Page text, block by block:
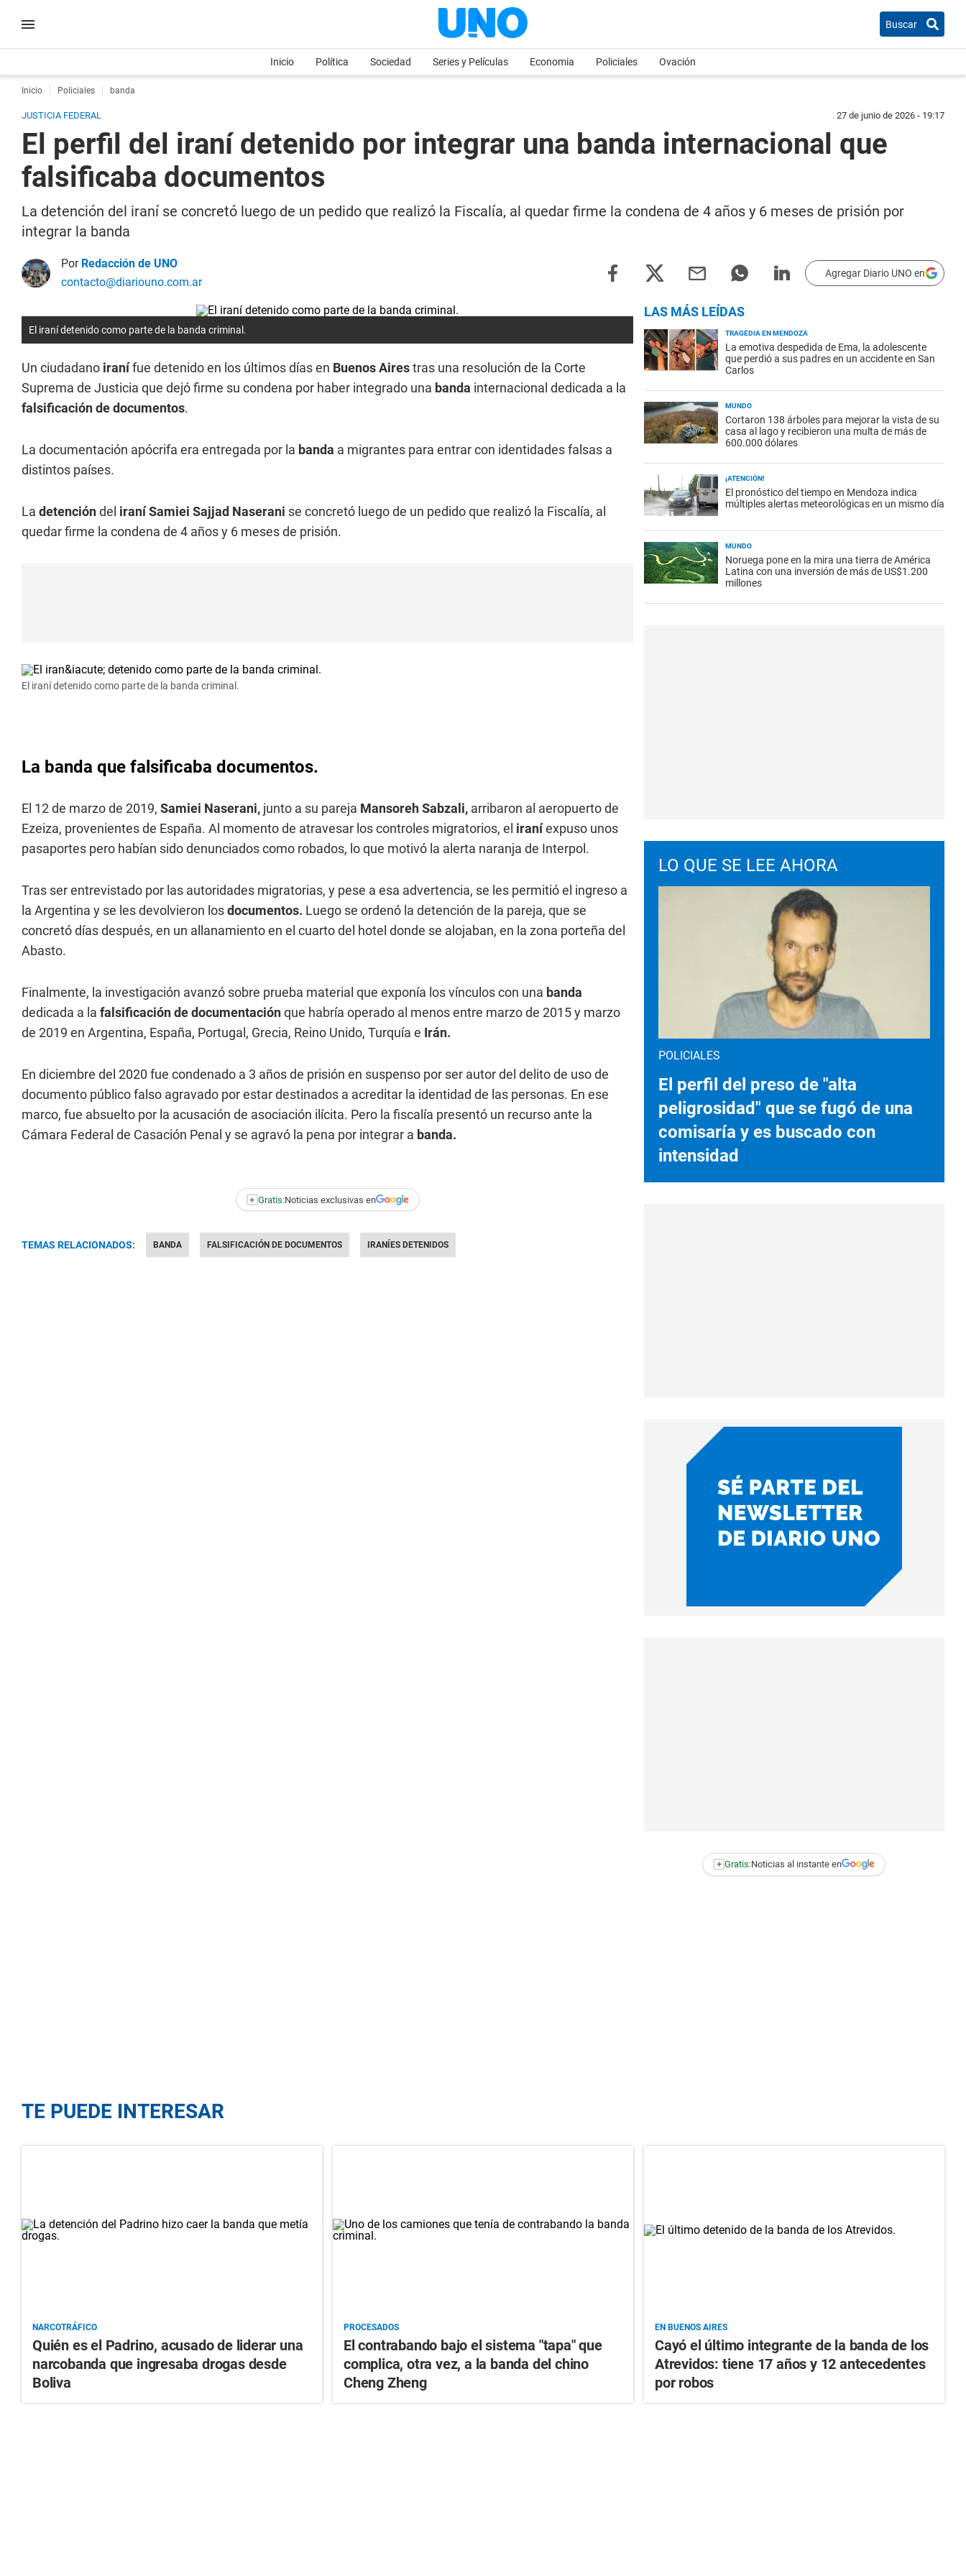
Buscar
Inicio Política Sociedad Series y Películas Economia Policiales Ovación
Inicio Policiales banda
JUSTICIA FEDERAL 27 de junio de 2026 - 19:17
El perfil del iraní detenido por integrar una banda internacional que
falsificaba documentos
La detención del iraní se concretó luego de un pedido que realizó la Fiscalía, al quedar firme la condena de 4 años y 6 meses de prisión por
integrar la banda
Por Redacción de UNO
contacto@diariouno.com.ar
Agregar Diario UNO en
El iraní detenido como parte de la banda criminal.
Un ciudadano iranífue detenido en los últimos días en Buenos Airestras una resolución de la Corte
Suprema de Justicia que dejó firme su condena por haber integrado una banda internacional dedicada a la
falsificación de documentos.
La documentación apócrifa era entregada por la banda a migrantes para entrar con identidades falsas a
distintos países.
La detencióndel iraní Samiei Sajjad Naserani se concretó luego de un pedido que realizó la Fiscalía, al
quedar firme la condena de 4 años y 6 meses de prisión.
El iraní detenido como parte de la banda criminal.
La banda que falsificaba documentos.
El 12 de marzo de 2019, Samiei Naserani, junto a su pareja Mansoreh Sabzali, arribaron al aeropuerto de
Ezeiza, provenientes de España. Al momento de atravesar los controles migratorios, el iraníexpuso unos
pasaportes pero habían sido denunciados como robados, lo que motivó la alerta naranja de Interpol.
Tras ser entrevistado por las autoridades migratorias, y pese a esa advertencia, se les permitió el ingreso a
la Argentina y se les devolvieron losdocumentos. Luego se ordenó la detención de la pareja, que se
concretó días después, en un allanamiento en el cuarto del hotel donde se alojaban, en la zona porteña del
Abasto.
Finalmente, la investigación avanzó sobre prueba material que exponía los vínculos con una banda
dedicada a la falsificación de documentaciónque habría operado al menos entre marzo de 2015 y marzo
de 2019 en Argentina, España, Portugal, Grecia, Reino Unido, Turquía e Irán.
En diciembre del 2020 fue condenado a 3 años de prisión en suspenso por ser autor del delito de uso de
documento público falso agravado por estar destinados a acreditar la identidad de las personas. En ese
marco, fue absuelto por la acusación de asociación ilícita. Pero la fiscalía presentó un recurso ante la
Cámara Federal de Casación Penal y se agravó la pena por integrar a banda.
+ Gratis:Noticias exclusivas en
TEMAS RELACIONADOS: BANDA FALSIFICACIÓN DE DOCUMENTOS IRANÍES DETENIDOS
LAS MÁS LEÍDAS
TRAGEDIA EN MENDOZA
La emotiva despedida de Ema, la adolescente
que perdió a sus padres en un accidente en San
Carlos
MUNDO
Cortaron 138 árboles para mejorar la vista de su
casa al lago y recibieron una multa de más de
600.000 dólares
¡ATENCIÓN!
El pronóstico del tiempo en Mendoza indica
múltiples alertas meteorológicas en un mismo día
MUNDO
Noruega pone en la mira una tierra de América
Latina con una inversión de más de US$1.200
millones
LO QUE SE LEE AHORA
POLICIALES
El perfil del preso de "alta
peligrosidad" que se fugó de una
comisaría y es buscado con
intensidad
+ Gratis:Noticias al instante en
TE PUEDE INTERESAR
NARCOTRÁFICO
Quién es el Padrino, acusado de liderar una
narcobanda que ingresaba drogas desde
Boliva
PROCESADOS
El contrabando bajo el sistema "tapa" que
complica, otra vez, a la banda del chino
Cheng Zheng
EN BUENOS AIRES
Cayó el último integrante de la banda de los
Atrevidos: tiene 17 años y 12 antecedentes
por robos